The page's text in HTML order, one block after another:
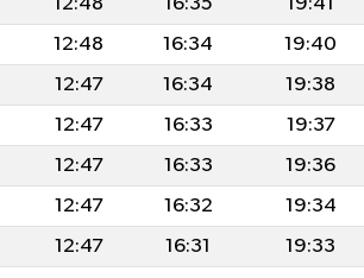
12:48 16:34 19:40
12:47 16:34 19:38
12:47 16:33 19:37
12:47 16:33 19:36
12:47 16:32 19:34
12:47 16:31 19:33